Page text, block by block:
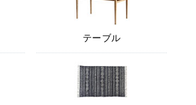
テーブル